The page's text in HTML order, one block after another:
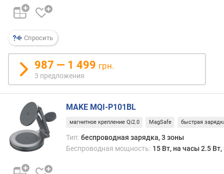
м
о
о
т
з
ы
в
а
м
о
а
Спросить
987 — 1 499 грн.
3 предложения
MAKE MQI-P101BL
магнитное крепление Qi2.0 MagSafe быстрая
Тип: беспроводная зарядка, 3 зоны
Беспроводная мощность: 15 Вт, на часы 2.5